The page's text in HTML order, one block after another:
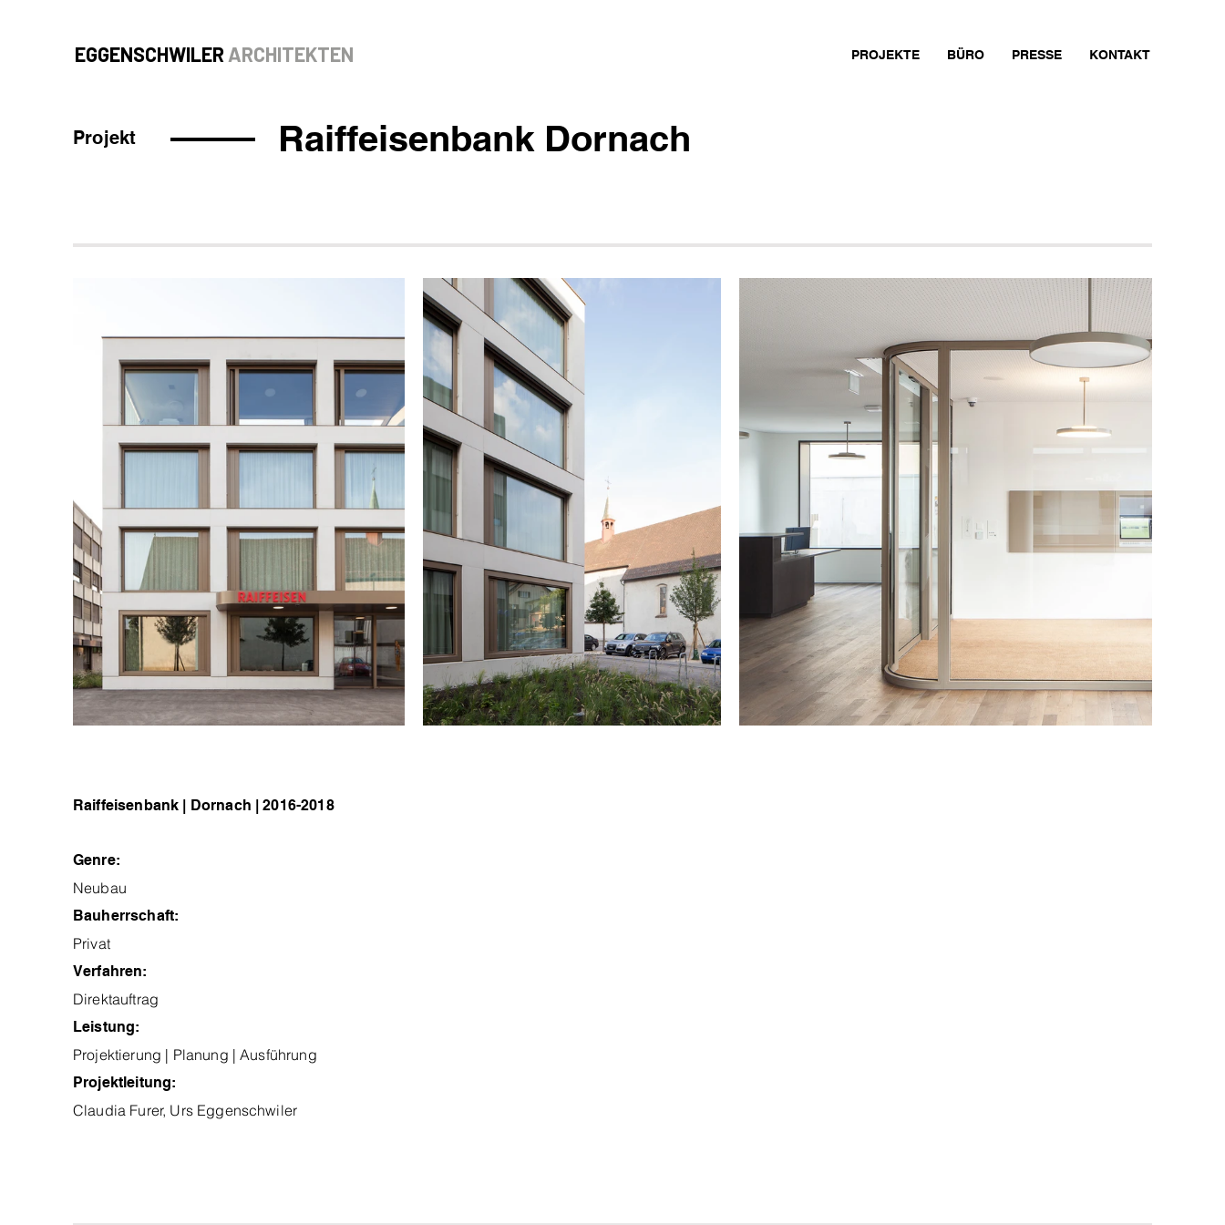
EGGENSCHWILER ARCHITEKTEN PROJEKTE BÜRO PRESSE KONTAKT
Projekt Raiffeisenbank Dornach
Raiffeisenbank | Dornach | 2016-2018
Genre:
Neubau
Bauherrschaft:
Privat
Verfahren:
Direktauftrag
Leistung:
Projektierung | Planung | Ausführung
Projektleitung:
Claudia Furer, Urs Eggenschwiler